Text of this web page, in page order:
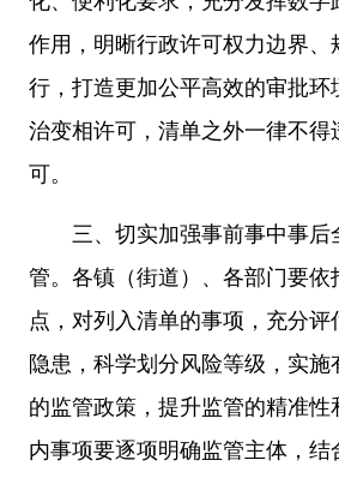
作用，明晰行政许可权力边界、
行，打造更加公平高效的审批环
治变相许可，清单之外一律不得
可。
三、切实加强事前事中事后
管。各镇（街道）、各部门要依
点，对列入清单的事项，充分评
隐患，科学划分风险等级，实
的监管政策，提升监管的精准性
内事项要逐项明确监管主体，结